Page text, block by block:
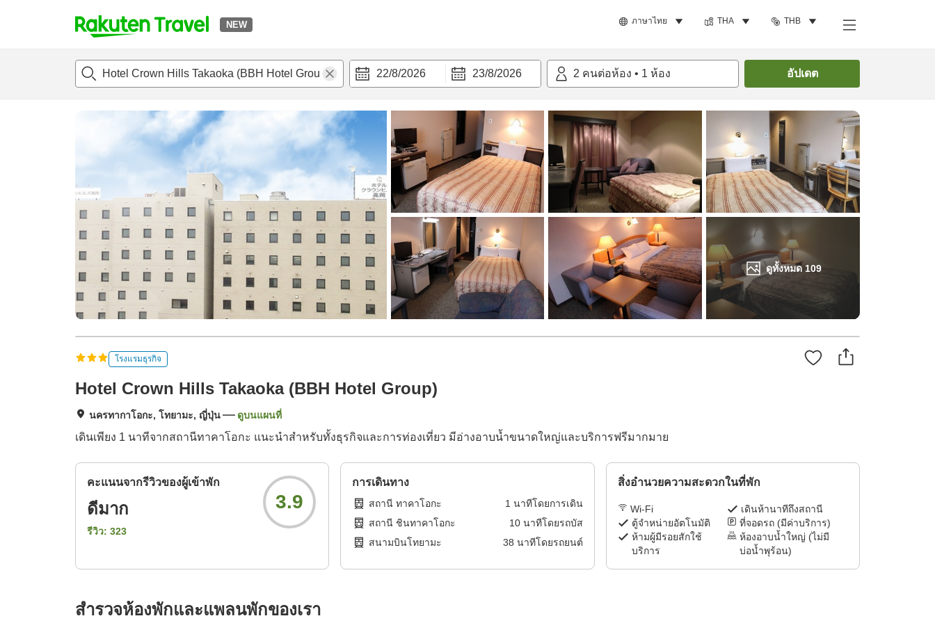
NEW ภาษาไทย THA THB
t
p
e
a
h
22/8/2026 23/8/2026 2 คนต่อห้อง • 1 ห้อง อัปเดต
ดูทั้งหมด 109
แนะนำที่พักห้องพักและแพลนพักรีวิวไฮไลต์สิ่่งอำนวยความสะดวก ค้นหาห้องพัก
โรงแรมธุรกิจ
Hotel Crown Hills Takaoka (BBH Hotel Group)
นครทากาโอกะ, โทยามะ, ญี่ปุ่น ดูบนแผนที่
เดินเพียง 1 นาทีจากสถานีทาคาโอกะ แนะนำสำหรับทั้งธุรกิจและการท่องเที่ยว มีอ่างอาบน้ำขนาดใหญ่และบริการฟรีมากมาย
คะแนนจากรีวิวของผู้เข้าพัก
ดีมาก
รีวิว: 323
3.9
การเดินทาง
สถานี ทาคาโอกะ 1 นาทีโดยการเดิน
สถานี ชินทาคาโอกะ
10นาทีโดยรถบัส
สนามบินโทยามะ
38 นาทีโดยรถยนต์
สิ่งอำนวยความสะดวกในที่พัก
Wi-Fi
เดินห้านาทีถึงสถานี
ตู้จำหน่ายอัตโนมัติ
ที่จอดรถ (มีค่าบริการ)
ห้ามผู้มีรอยสักใช้
บริการ
ห้องอาบน้ำใหญ่ (ไม่มี
บ่อน้ำพุร้อน)
สำรวจห้องพักและแพลนพักของเรา